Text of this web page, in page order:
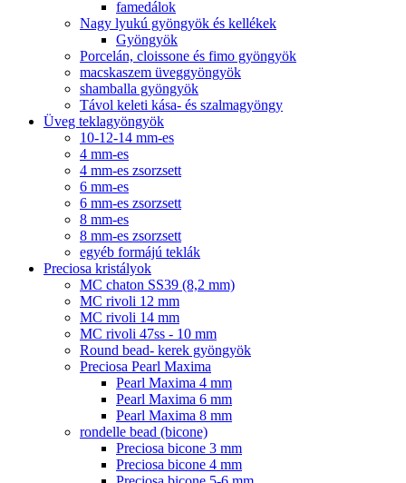
famedálok
Nagy lyukú gyöngyök és kellékek
Gyöngyök
Porcelán, cloissone és fimo gyöngyök
macskaszem üveggyöngyök
shamballa gyöngyök
Távol keleti kása- és szalmagyöngy
Üveg teklagyöngyök
10-12-14 mm-es
4 mm-es
4 mm-es zsorzsett
6 mm-es
6 mm-es zsorzsett
8 mm-es
8 mm-es zsorzsett
egyéb formájú teklák
Preciosa kristályok
MC chaton SS39 (8,2 mm)
MC rivoli 12 mm
MC rivoli 14 mm
MC rivoli 47ss - 10 mm
Round bead- kerek gyöngyök
Preciosa Pearl Maxima
Pearl Maxima 4 mm
Pearl Maxima 6 mm
Pearl Maxima 8 mm
rondelle bead (bicone)
Preciosa bicone 3 mm
Preciosa bicone 4 mm